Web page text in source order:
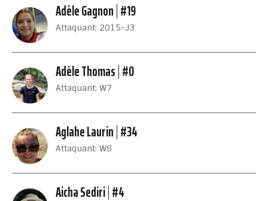
Adèle Gagnon #19
Attaquant: 2015-J3
Adèle Thomas #0
Attaquant: W7
Aglahe Laurin #34
Attaquant: W8
Aicha Sediri #4